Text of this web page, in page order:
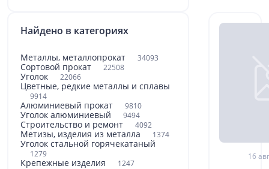
Найдено в категориях
Металлы, металлопрокат 34093
Сортовой прокат 22508
Уголок 22066
Цветные, редкие металлы и сплавы
9914
Алюминиевый прокат 9810
Уголок алюминиевый 9494
Строительство и ремонт 4092
Метизы, изделия из металла 1374
Уголок стальной горячекатаный
1279
Крепежные изделия 1247
16